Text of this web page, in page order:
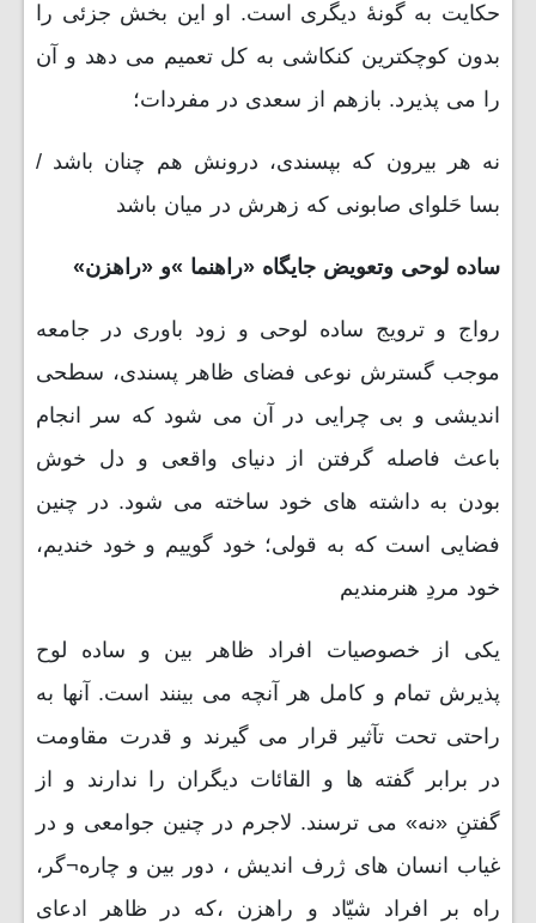
حکایت به گونۀ دیگری است. او این بخش جزئی را
بدون کوچکترین کنکاشی به کل تعمیم می دهد و آن
را می پذیرد. بازهم از سعدی در مفردات؛
نه هر بیرون که بپسندی، درونش هم چنان باشد /
بسا حَلوای صابونی که زهرش در میان باشد
ساده لوحی وتعویض جایگاه «راهنما »و «راهزن»
رواج و ترویج ساده لوحی و زود باوری در جامعه
موجب گسترش نوعی فضای ظاهر پسندی، سطحی
اندیشی و بی چرایی در آن می شود که سر انجام
باعث فاصله گرفتن از دنیای واقعی و دل خوش
بودن به داشته های خود ساخته می شود. در چنین
فضایی است که به قولی؛ خود گوییم و خود خندیم،
خود مردِ هنرمندیم
یکی از خصوصیات افراد ظاهر بین و ساده لوح
پذیرش تمام و کامل هر آنچه می بینند است. آنها به
راحتی تحت تآثیر قرار می گیرند و قدرت مقاومت
در برابر گفته ها و القائات دیگران را ندارند و از
گفتنِ «نه» می ترسند. لاجرم در چنین جوامعی و در
غیاب انسان های ژرف اندیش ، دور بین و چاره¬گر،
راه بر افراد شیّاد و راهزن ،که در ظاهر ادعای